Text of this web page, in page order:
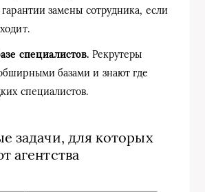
гарантии замены сотрудника, если
специалистов. Рекрутеры
базами и знают где
специалистов.
задачи, для которых
агентства